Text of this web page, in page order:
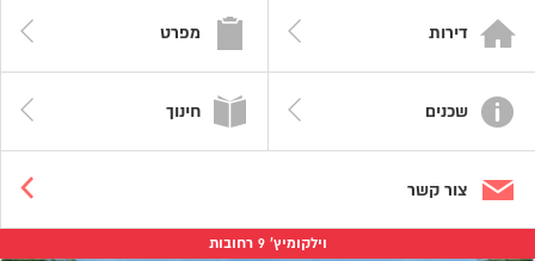
דירות מפרט
שכנים חינוך
צור קשר
וילקומיץ' 9 רחובות